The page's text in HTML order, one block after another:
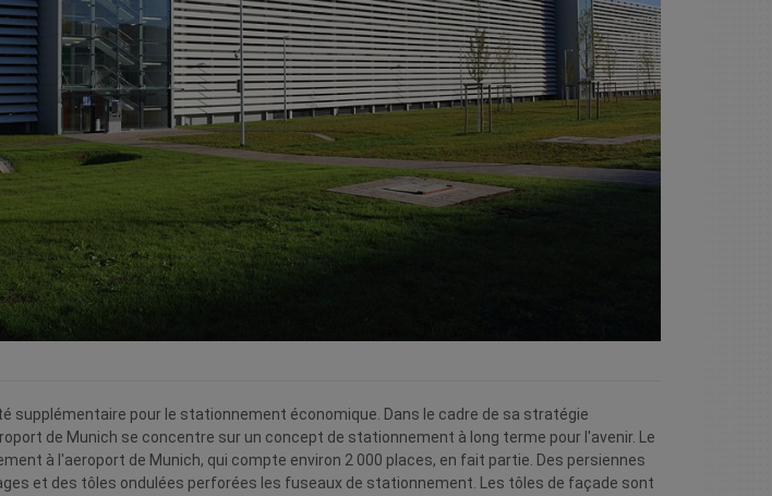
supplémentaire pour le stationnement économique. Dans le cadre de sa stratégie
de Munich se concentre sur un concept de stationnement à long terme pour l'avenir. Le
à l'aeroport de Munich, qui compte environ 2 000 places, en fait partie. Des persiennes
et des tôles ondulées perforées les fuseaux de stationnement. Les tôles de façade sont